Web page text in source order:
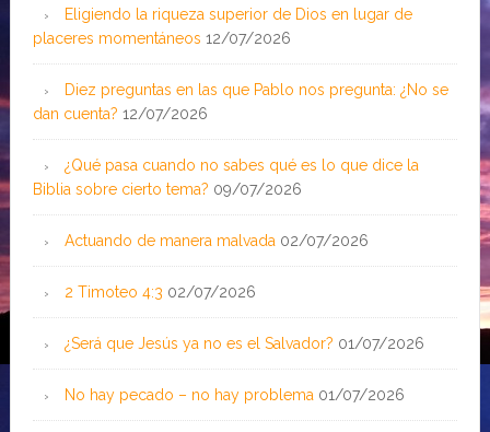
Eligiendo la riqueza superior de Dios en lugar de
placeres momentáneos 12/07/2026
Diez preguntas en las que Pablo nos pregunta: ¿No se
dan cuenta? 12/07/2026
¿Qué pasa cuando no sabes qué es lo que dice la
Biblia sobre cierto tema? 09/07/2026
Actuando de manera malvada 02/07/2026
2 Timoteo 4:3 02/07/2026
¿Será que Jesús ya no es el Salvador? 01/07/2026
No hay pecado – no hay problema 01/07/2026